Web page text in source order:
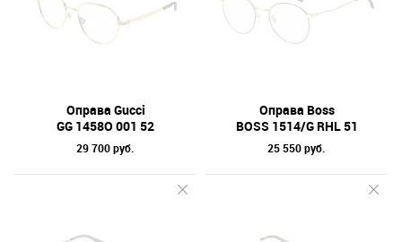
Оправа Gucci
GG 1458O 001 52
29 700 руб.
Оправа Boss
BOSS 1514/G RHL 51
25 550 руб.